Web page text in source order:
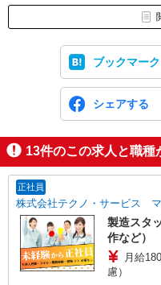
ブックマーク
シェアする
13件のこの求人と職種
正社員
株式会社テクノ・サービス マ
製造スタ
作など）
月給
慮）